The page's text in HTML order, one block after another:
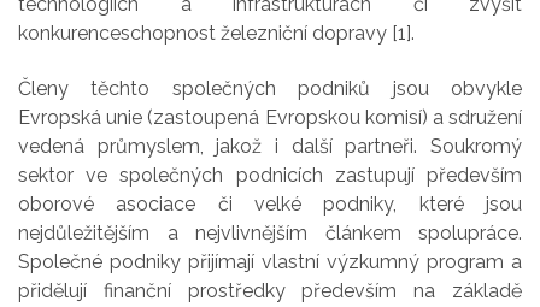
konkurenceschopnost železniční dopravy [1].
Členy těchto společných podniků jsou obvykle
Evropská unie (zastoupená Evropskou komisí) a sdružení
vedená průmyslem, jakož i další partneři. Soukromý
sektor ve společných podnicích zastupují především
oborové asociace či velké podniky, které jsou
nejdůležitějším a nejvlivnějším článkem spolupráce.
Společné podniky přijímají vlastní výzkumný program a
přidělují finanční prostředky především na základě